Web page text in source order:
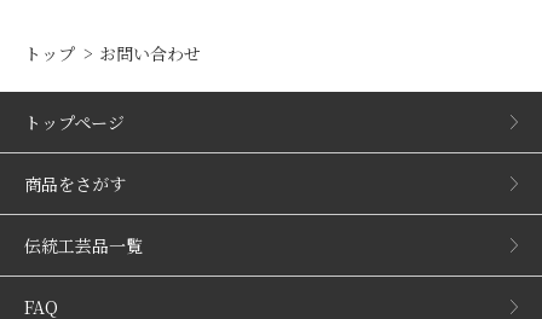
トップ お問い合わせ
トップページ
商品をさがす
伝統工芸品一覧
FAQ